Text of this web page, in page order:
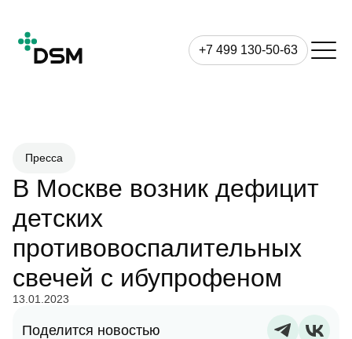
+7 499 130-50-63
Пресса
В Москве возник дефицит
детских
противовоспалительных
свечей с ибупрофеном
13.01.2023
Поделится новостью